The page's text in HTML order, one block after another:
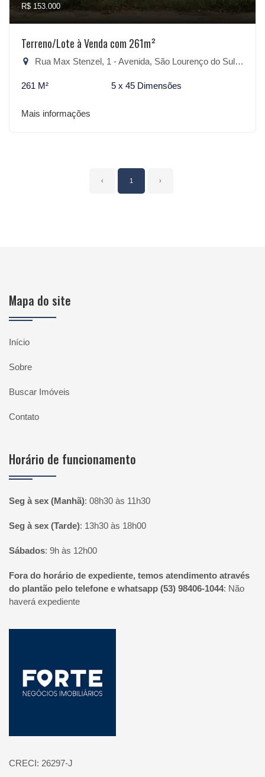
R$ 153.000
Terreno/Lote à Venda com 261m²
Rua Max Stenzel, 1 - Avenida, São Lourenço do Sul-RS
261 M² 5 x 45 Dimensões
Mais informações
‹ 1 ›
Mapa do site
Início
Sobre
Buscar Imóveis
Contato
Horário de funcionamento
Seg à sex (Manhã): 08h30 às 11h30
Seg à sex (Tarde): 13h30 às 18h00
Sábados: 9h às 12h00
Fora do horário de expediente, temos atendimento através
do plantão pelo telefone e whatsapp (53) 98406-1044: Não
haverá expediente
CRECI: 26297-J